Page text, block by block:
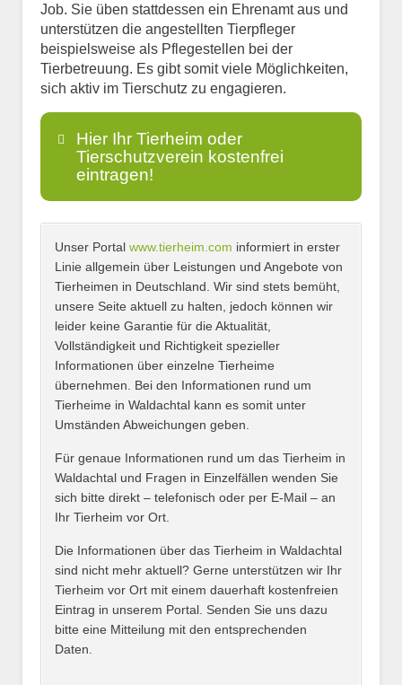
Job. Sie üben stattdessen ein Ehrenamt aus und
unterstützen die angestellten Tierpfleger
beispielsweise als Pflegestellen bei der
Tierbetreuung. Es gibt somit viele Möglichkeiten,
sich aktiv im Tierschutz zu engagieren.
Hier Ihr Tierheim oder
Tierschutzverein kostenfrei
eintragen!
Name*
E-Mail*
Name des Tierheims*
Unser Portal www.tierheim.com informiert in erster
Linie allgemein über Leistungen und Angebote von
Tierheimen in Deutschland. Wir sind stets bemüht,
unsere Seite aktuell zu halten, jedoch können wir
leider keine Garantie für die Aktualität,
Vollständigkeit und Richtigkeit spezieller
Informationen über einzelne Tierheime
übernehmen. Bei den Informationen rund um
Tierheime in Waldachtal kann es somit unter
Umständen Abweichungen geben.
Für genaue Informationen rund um das Tierheim in
Waldachtal und Fragen in Einzelfällen wenden Sie
sich bitte direkt – telefonisch oder per E-Mail – an
Ihr Tierheim vor Ort.
Die Informationen über das Tierheim in Waldachtal
sind nicht mehr aktuell? Gerne unterstützen wir Ihr
Tierheim vor Ort mit einem dauerhaft kostenfreien
Eintrag in unserem Portal. Senden Sie uns dazu
bitte eine Mitteilung mit den entsprechenden
Daten.